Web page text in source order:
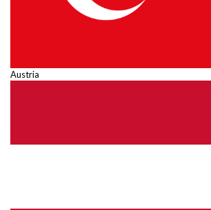
Austria